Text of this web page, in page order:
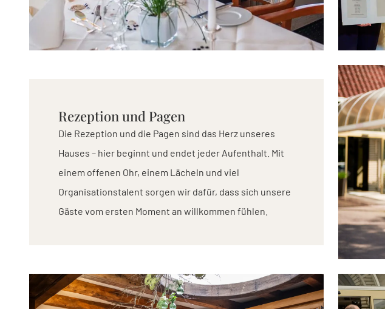
Rezeption und Pagen
Die Rezeption und die Pagen sind das Herz unseres
Hauses – hier beginnt und endet jeder Aufenthalt. Mit
einem offenen Ohr, einem Lächeln und viel
Organisationstalent sorgen wir dafür, dass sich unsere
Gäste vom ersten Moment an willkommen fühlen.